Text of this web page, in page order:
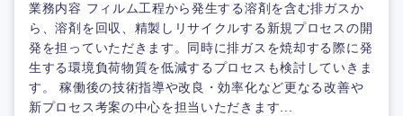
業務内容 フィルム工程から発生する溶剤を含む排ガスか
ら、溶剤を回収、精製しリサイクルする新規プロセスの開
発を担っていただきます。同時に排ガスを焼却する際に発
生する環境負荷物質を低減するプロセスも検討していきま
す。 稼働後の技術指導や改良・効率化など更なる改善や
新プロセス考案の中心を担当いただきます...